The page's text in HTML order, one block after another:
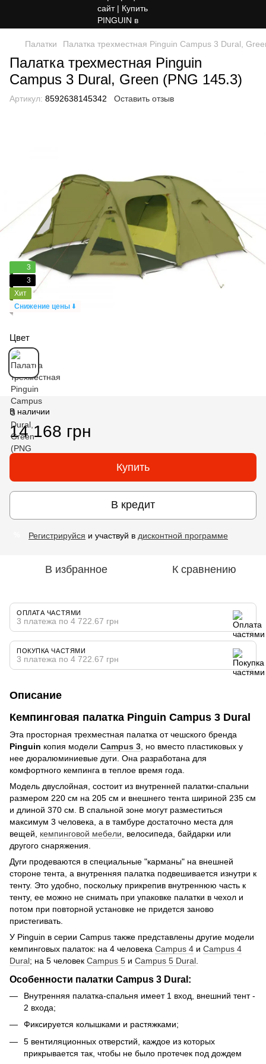
Палатки Палатка трехместная Pinguin Campus 3 Dural,
Палатка трехместная Pinguin
Campus 3 Dural, Green (PNG 145.3)
Артикул: 8592638145342 Оставить отзыв
3
3
Хит
Снижение цены ⬇️
Цвет
В наличии
14 168 грн
Купить
В кредит
Регистрируйся и участвуй в дисконтной программе
В избранное К сравнению
ОПЛАТА ЧАСТЯМИ
3 платежа по 4 722.67 грн
ПОКУПКА ЧАСТЯМИ
3 платежа по 4 722.67 грн
Описание
Кемпинговая палатка Pinguin Campus 3 Dural
Эта просторная трехместная палатка от чешского бренда
Pinguin копия модели Campus 3 , но вместо пластиковых у
нее дюралюминиевые дуги. Она разработана для
комфортного кемпинга в теплое время года.
Модель двуслойная, состоит из внутренней палатки-спальни
размером 220 см на 205 см и внешнего тента шириной 235 см
и длиной 370 см. В спальной зоне могут разместиться
максимум 3 человека, а в тамбуре достаточно места для
вещей, кемпинговой мебели , велосипеда, байдарки или
другого снаряжения.
Дуги продеваются в специальные "карманы" на внешней
стороне тента, а внутренняя палатка подвешивается изнутри к
тенту. Это удобно, поскольку прикрепив внутреннюю часть к
тенту, ее можно не снимать при упаковке палатки в чехол и
потом при повторной установке не придется заново
пристегивать.
У Pinguin в серии Campus также представлены другие модели
кемпинговых палаток: на 4 человека Campus 4 и Campus 4
Dural; на 5 человек Campus 5 и Campus 5 Dural
Особенности палатки Campus 3 Dural:
Внутренняя палатка-спальня имеет 1 вход, внешний тент -
2 входа;
Фиксируется колышками и растяжками;
5 вентиляционных отверстий, каждое из которых
прикрывается так, чтобы не было протечек под дождем